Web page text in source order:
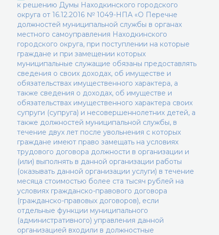
к решению Думы Находкинского городского
округа от 16.12.2016 № 1049-НПА «О Перечне
должностей муниципальной службы в органах
местного самоуправления Находкинского
городского округа, при поступлении на которые
граждане и при замещении которых
муниципальные служащие обязаны предоставлять
сведения о своих доходах, об имуществе и
обязательствах имущественного характера, а
также сведения о доходах, об имуществе и
обязательствах имущественного характера своих
супруги (супруга) и несовершеннолетних детей, а
также должностей муниципальной службы, в
течение двух лет после увольнения с которых
граждане имеют право замещать на условиях
трудового договора должности в организации и
(или) выполнять в данной организации работы
(оказывать данной организации услуги) в течение
месяца стоимостью более ста тысяч рублей на
условиях гражданско-правового договора
(гражданско-правовых договоров), если
отдельные функции муниципального
(административного) управления данной
организацией входили в должностные